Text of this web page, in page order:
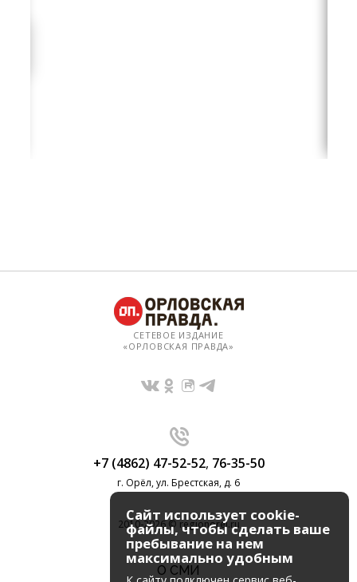
СЕТЕВОЕ ИЗДАНИЕ
«ОРЛОВСКАЯ ПРАВДА»
+7 (4862) 47-52-52, 76-35-50
г. Орёл, ул. Брестская, д. 6
2010-2026 © regionorel.ru
О СМИ
Сайт использует cookie-
файлы, чтобы сделать ваше
пребывание на нем
максимально удобным